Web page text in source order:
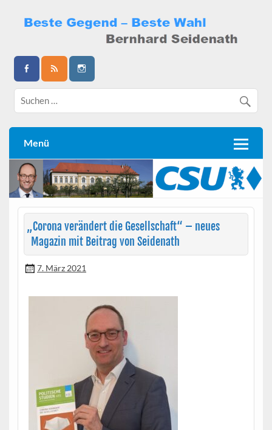
content
Bernhard Seidenath
Menü
„Corona verändert die Gesellschaft“ – neues
Magazin mit Beitrag von Seidenath
7. März 2021